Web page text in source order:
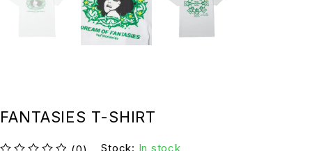
FANTASIES T-SHIRT
Stock: In stock